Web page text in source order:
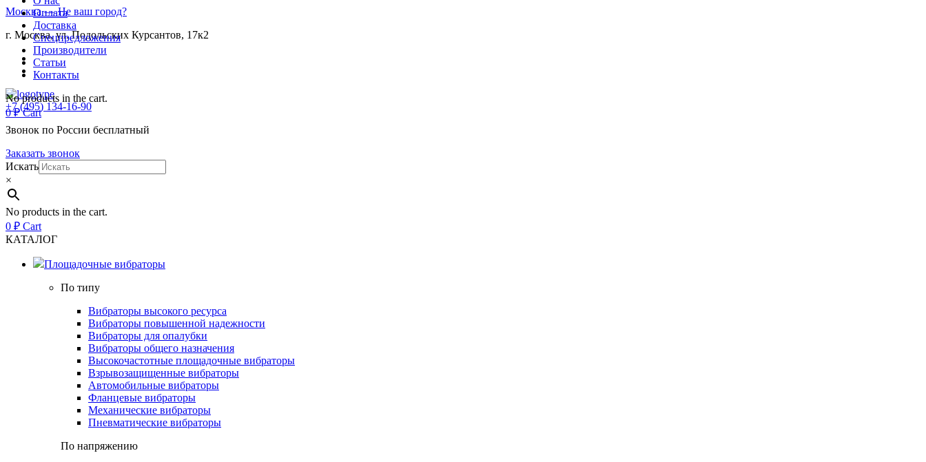
Оплата
Доставка
Спецпредложения
Производители
Статьи
Контакты
No products in the cart.
0₽ Cart
Москва— Не ваш город?
г. Москва, ул. Подольских Курсантов, 17к2
+7 (495) 134-16-90
Звонок по России бесплатный
Заказать звонок
Искать
×
No products in the cart.
0 ₽ Cart
КАТАЛОГ
Площадочные вибраторы
По типу
Вибраторы высокого ресурса
Вибраторы повышенной надежности
Вибраторы для опалубки
Вибраторы общего назначения
Высокочастотные площадочные вибраторы
Взрывозащищенные вибраторы
Автомобильные вибраторы
Фланцевые вибраторы
Механические вибраторы
Пневматические вибраторы
По напряжению